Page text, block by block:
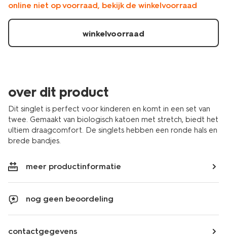
online niet op voorraad, bekijk de winkelvoorraad
winkelvoorraad
over dit product
Dit singlet is perfect voor kinderen en komt in een set van
twee. Gemaakt van biologisch katoen met stretch, biedt het
ultiem draagcomfort. De singlets hebben een ronde hals en
brede bandjes.
meer productinformatie
nog geen beoordeling
contactgegevens